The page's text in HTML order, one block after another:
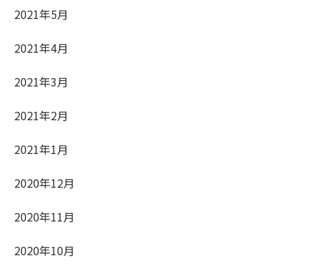
2021年5月
2021年4月
2021年3月
2021年2月
2021年1月
2020年12月
2020年11月
2020年10月